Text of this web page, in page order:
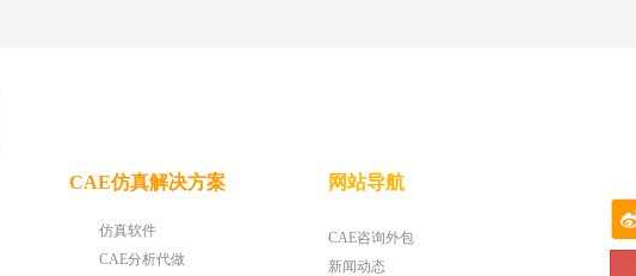
仿真软件
CAE分析代做
CAE咨询外包
新闻动态
CAE仿真解决方案 网站导航